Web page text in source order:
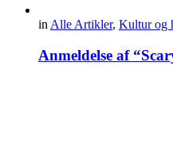
in Alle Artikler, Kultur og
Anmeldelse af